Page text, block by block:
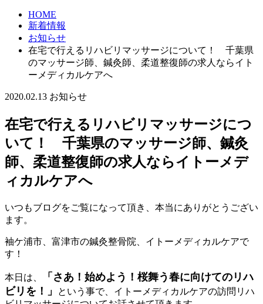
HOME
新着情報
お知らせ
在宅で行えるリハビリマッサージについて！ 千葉県
のマッサージ師、鍼灸師、柔道整復師の求人ならイト
ーメディカルケアへ
2020.02.13 お知らせ
在宅で行えるリハビリマッサージにつ
いて！ 千葉県のマッサージ師、鍼灸
師、柔道整復師の求人ならイトーメデ
ィカルケアへ
いつもブログをご覧になって頂き、本当にありがとうござい
ます。
袖ケ浦市、富津市の鍼灸整骨院、イトーメディカルケアで
す！
本日は、
「さあ！始めよう！桜舞う春に向けてのリハ
ビリを！」
という事で、イトーメディカルケアの訪問リハ